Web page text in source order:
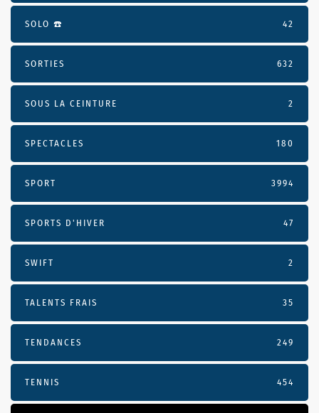
SOLO ☎️ 42
SORTIES 632
SOUS LA CEINTURE 2
SPECTACLES 180
SPORT 3994
SPORTS D'HIVER 47
SWIFT 2
TALENTS FRAIS 35
TENDANCES 249
TENNIS 454